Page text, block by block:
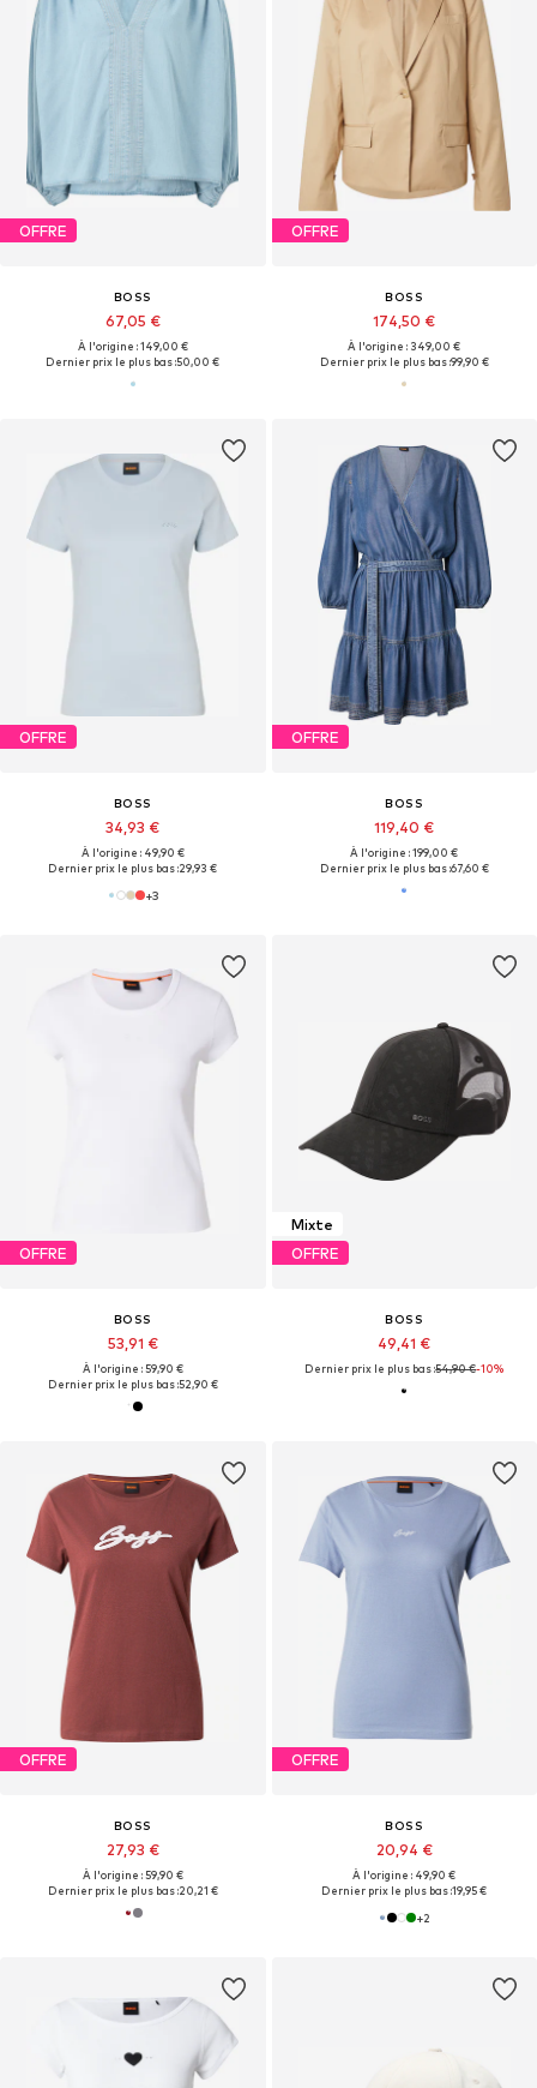
OFFRE
BOSS
67,05 €
À l'origine : 149,00 €
Dernier prix le plus bas :50,00 €
OFFRE
BOSS
174,50 €
À l'origine : 349,00 €
Dernier prix le plus bas :99,90 €
OFFRE
BOSS
34,93 €
À l'origine : 49,90 €
Dernier prix le plus bas :29,93 €
+3
OFFRE
BOSS
119,40 €
À l'origine : 199,00 €
Dernier prix le plus bas :67,60 €
OFFRE
BOSS
53,91 €
À l'origine : 59,90 €
Dernier prix le plus bas :52,90 €
Mixte
OFFRE
BOSS
49,41 €
Dernier prix le plus bas :54,90 €-10%
OFFRE
BOSS
27,93 €
À l'origine : 59,90 €
Dernier prix le plus bas :20,21 €
OFFRE
BOSS
20,94 €
À l'origine : 49,90 €
Dernier prix le plus bas :19,95 €
+2